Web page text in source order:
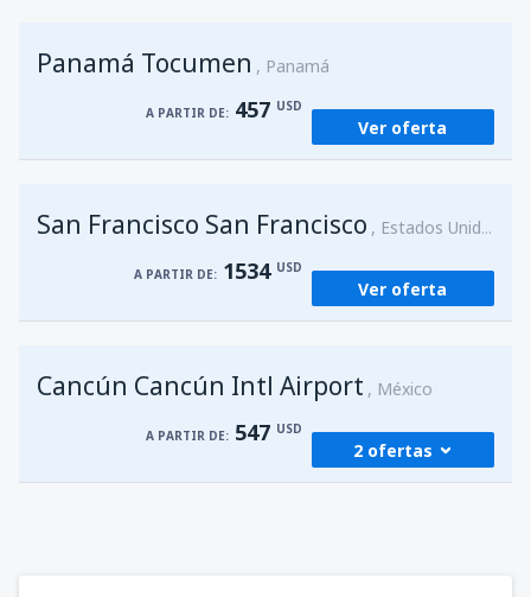
Panamá Tocumen Panamá
A PARTIR DE: 457 USD
Ver oferta
San Francisco San Francisco Estados Unidos
A PARTIR DE: 1534 USD
Ver oferta
Cancún Cancún Intl Airport México
A PARTIR DE: 547 USD
2 ofertas